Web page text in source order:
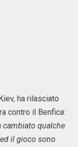
ha rilasciato
contro il Benfica:
cambiato qualche
il gioco sono